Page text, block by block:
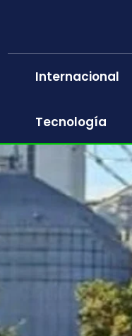
Internacional
Tecnología